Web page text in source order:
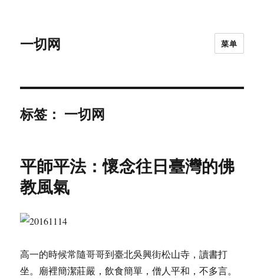
一切网 菜单
标签： 一切网
平師平法：懷念往日臺灣的佛
教風氣
高一的時候常隨哥哥到臺北吳興街松山寺，讀書打
坐。廟裡簡潔莊嚴，飲食簡單，僧人平和，不多言。